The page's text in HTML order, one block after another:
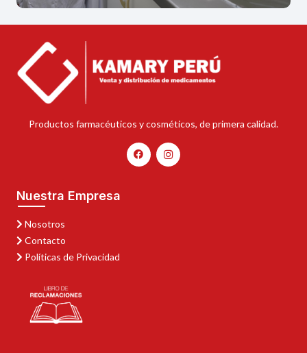
Productos farmacéuticos y cosméticos, de primera calidad.
Nuestra Empresa
Nosotros
Contacto
Políticas de Privacidad